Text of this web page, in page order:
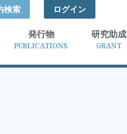
検索 ログイン
発行物
PUBLICATIONS
研究助成
GRANT